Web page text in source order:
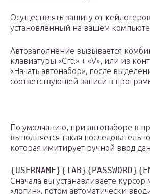
Осуществлять защиту от
установленный на вашем
Автозаполнение вызывается
клавиатуры «Crtl» + «V», или из
«Начать автонабор», после
соответствующей записи в
По умолчанию, при автонаборе в
выполняется такая
которая имитирует ручной ввод
Сначала вы устанавливаете
«логин», потом автоматически